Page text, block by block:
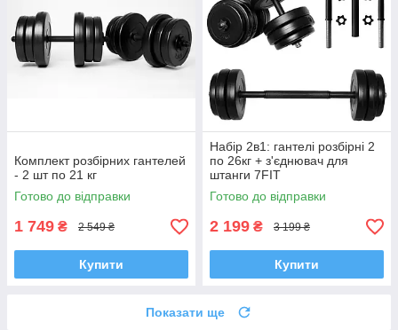
Комплект розбірних гантелей
- 2 шт по 21 кг
Готово до відправки
1 749 ₴ 2 549 ₴
Купити
Набір 2в1: гантелі розбірні 2
по 26кг + з'єднювач для
штанги 7FIT
Готово до відправки
2 199 ₴ 3 199 ₴
Купити
Показати ще